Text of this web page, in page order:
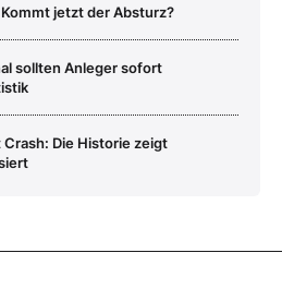
jetzt der Absturz?
sollten Anleger sofort
Die Historie zeigt